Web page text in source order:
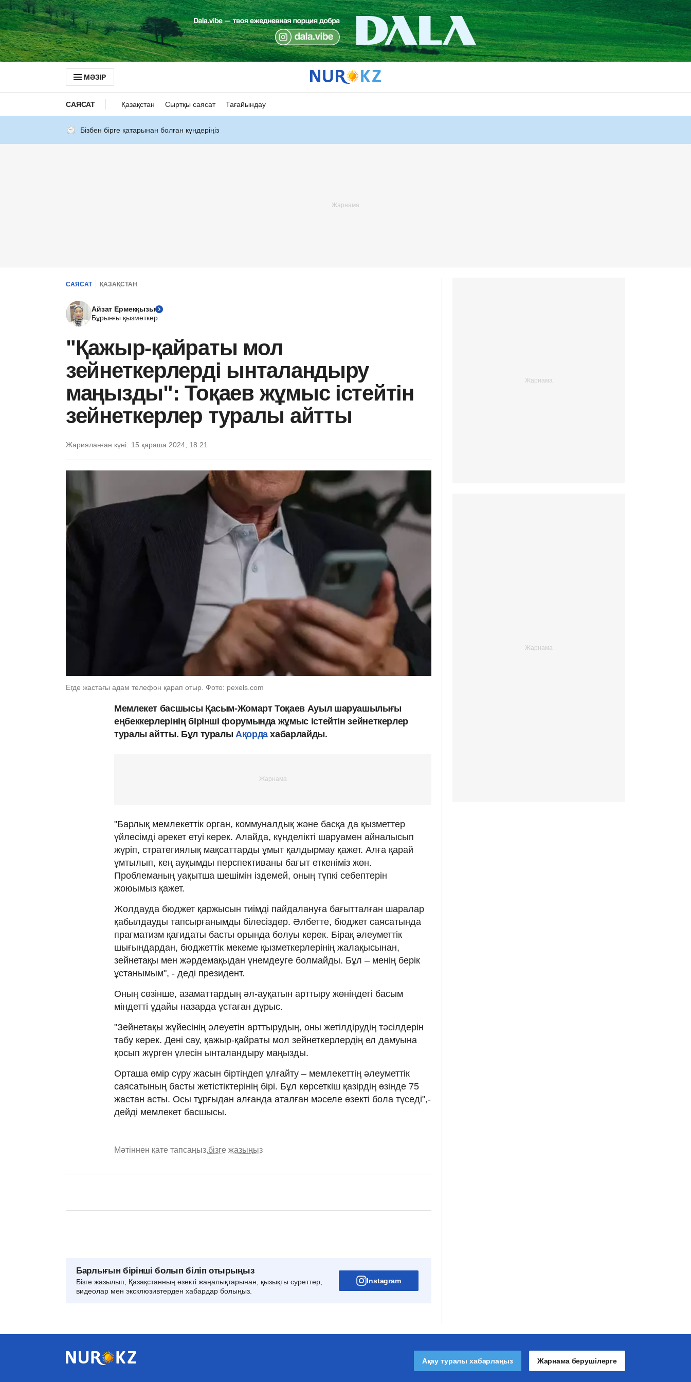
МӘЗІР
САЯСАТ Қазақстан Сыртқы саясат Тағайындау
Бізбен бірге қатарынан болған күндеріңіз
САЯСАТ ҚАЗАҚСТАН
Айзат Ермекқызы
Бұрынғы қызметкер
"Қажыр-қайраты мол
зейнеткерлерді ынталандыру
маңызды": Тоқаев жұмыс істейтін
зейнеткерлер туралы айтты
Жарияланған күні: 15 қараша 2024, 18:21
Егде жастағы адам телефон қарап отыр. Фото: pexels.com
Мемлекет басшысы Қасым-Жомарт Тоқаев Ауыл шаруашылығы
еңбеккерлерінің бірінші форумында жұмыс істейтін зейнеткерлер
туралы айтты. Бұл туралы Ақордахабарлайды.
"Барлық мемлекеттік орган, коммуналдық және басқа да қызметтер
үйлесімді әрекет етуі керек. Алайда, күнделікті шаруамен айналысып
жүріп, стратегиялық мақсаттарды ұмыт қалдырмау қажет. Алға қарай
ұмтылып, кең ауқымды перспективаны бағыт еткеніміз жөн.
Проблеманың уақытша шешімін іздемей, оның түпкі себептерін
жоюымыз қажет.
Жолдауда бюджет қаржысын тиімді пайдалануға бағытталған шаралар
қабылдауды тапсырғанымды білесіздер. Әлбетте, бюджет саясатында
прагматизм қағидаты басты орында болуы керек. Бірақ әлеуметтік
шығындардан, бюджеттік мекеме қызметкерлерінің жалақысынан,
зейнетақы мен жәрдемақыдан үнемдеуге болмайды. Бұл – менің берік
ұстанымым", - деді президент.
Оның сөзінше, азаматтардың әл-ауқатын арттыру жөніндегі басым
міндетті ұдайы назарда ұстаған дұрыс.
"Зейнетақы жүйесінің әлеуетін арттырудың, оны жетілдірудің тәсілдерін
табу керек. Дені сау, қажыр-қайраты мол зейнеткерлердің ел дамуына
қосып жүрген үлесін ынталандыру маңызды.
Орташа өмір сүру жасын біртіндеп ұлғайту – мемлекеттің әлеуметтік
саясатының басты жетістіктерінің бірі. Бұл көрсеткіш қазірдің өзінде 75
жастан асты. Осы тұрғыдан алғанда аталған мәселе өзекті бола түседі",-
дейді мемлекет басшысы.
Мәтіннен қате тапсаңыз,бізге жазыңыз
Барлығын бірінші болып біліп отырыңыз
Бізге жазылып, Қазақстанның өзекті жаңалықтарынан, қызықты суреттер,
видеолар мен эксклюзивтерден хабардар болыңыз.
Instagram
Ақау туралы хабарлаңыз Жарнама берушілерге